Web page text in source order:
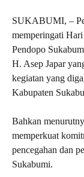
SUKABUMI, –
memperingati
Pendopo
H. Asep Japar
kegiatan yang
Kabupaten
Bahkan
memperkuat
pencegahan dan
Sukabumi.